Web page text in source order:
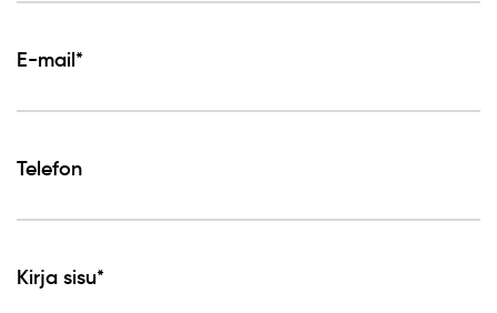
E-mail*
Telefon
Kirja sisu*